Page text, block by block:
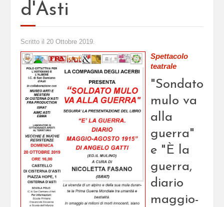
d'Asti
Scritto il 20 Ottobre 2019.
Spettacolo
teatrale
"Sondato
mulo va
alla
guerra"
e "È la
guerra,
diario
maggio-